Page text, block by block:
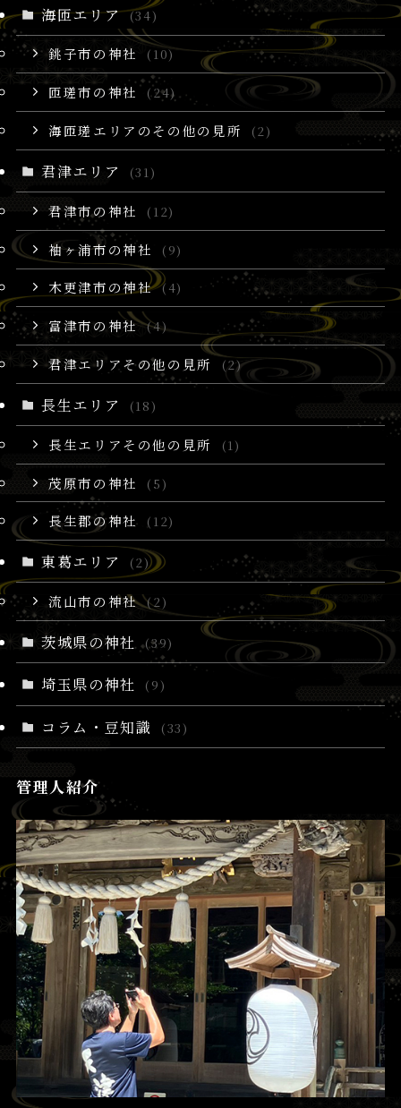
海匝エリア (34)
銚子市の神社 (10)
匝瑳市の神社 (24)
海匝瑳エリアのその他の見所 (2)
君津エリア (31)
君津市の神社 (12)
袖ヶ浦市の神社 (9)
木更津市の神社 (4)
富津市の神社 (4)
君津エリアその他の見所 (2)
長生エリア (18)
長生エリアその他の見所 (1)
茂原市の神社 (5)
長生郡の神社 (12)
東葛エリア (2)
流山市の神社 (2)
茨城県の神社 (39)
埼玉県の神社 (9)
コラム・豆知識 (33)
管理人紹介